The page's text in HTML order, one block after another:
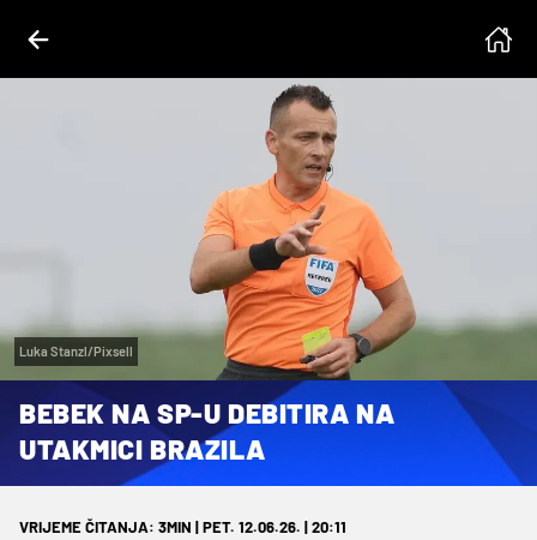
Luka Stanzl/Pixsell
BEBEK NA SP-U DEBITIRA NA
UTAKMICI BRAZILA
VRIJEME ČITANJA: 3MIN | PET. 12.06.26. | 20:11